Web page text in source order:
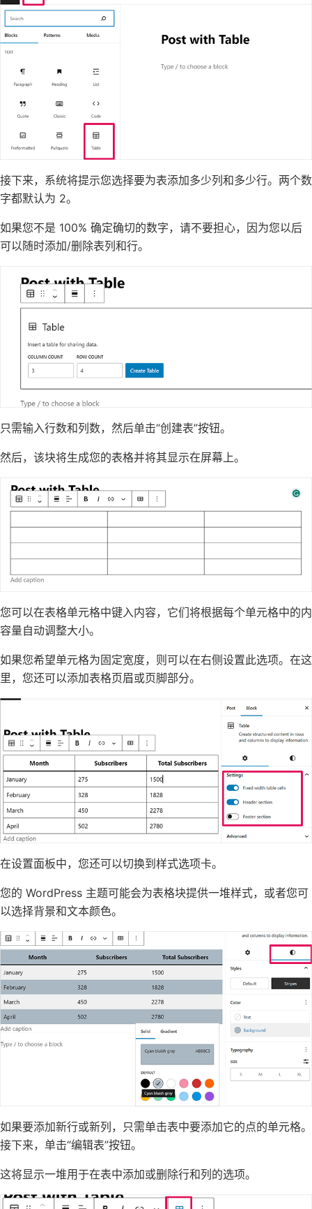
接下来，系统将提示您选择要为表添加多少列和多少行。两个数
字都默认为 2。
如果您不是 100% 确定确切的数字，请不要担心，因为您以后
可以随时添加/删除表列和行。
只需输入行数和列数，然后单击“创建表”按钮。
然后，该块将生成您的表格并将其显示在屏幕上。
您可以在表格单元格中键入内容，它们将根据每个单元格中的内
容量自动调整大小。
如果您希望单元格为固定宽度，则可以在右侧设置此选项。在这
里，您还可以添加表格页眉或页脚部分。
在设置面板中，您还可以切换到样式选项卡。
您的 WordPress 主题可能会为表格块提供一堆样式，或者您可
以选择背景和文本颜色。
如果要添加新行或新列，只需单击表中要添加它的点的单元格。
接下来，单击“编辑表”按钮。
这将显示一堆用于在表中添加或删除行和列的选项。